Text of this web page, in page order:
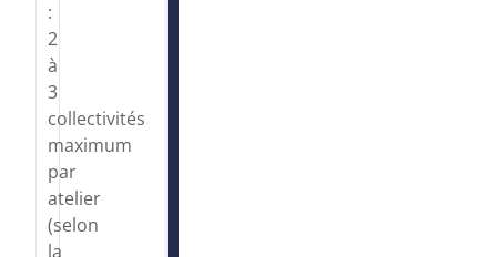
:
2
à
3
collectivités
maximum
par
atelier
(selon
la